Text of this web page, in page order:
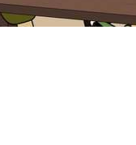
提价